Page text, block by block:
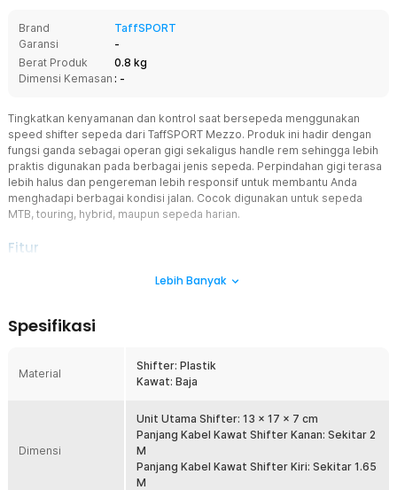
Brand
TaffSPORT
Garansi
-
Berat Produk
0.8 kg
Dimensi Kemasan : -
Tingkatkan kenyamanan dan kontrol saat bersepeda menggunakan
speed shifter sepeda dari TaffSPORT Mezzo. Produk ini hadir dengan
fungsi ganda sebagai operan gigi sekaligus handle rem sehingga lebih
praktis digunakan pada berbagai jenis sepeda. Perpindahan gigi terasa
lebih halus dan pengereman lebih responsif untuk membantu Anda
menghadapi berbagai kondisi jalan. Cocok digunakan untuk sepeda
MTB, touring, hybrid, maupun sepeda harian.
Fitur
pengaturan kayuhan agar lebih ringan saat tanjakan maupun lebih
pengalaman bersepeda terasa lebih nyaman dan efisien.
Shifting dan Pengereman Lebih Responsif
gigi sepeda terasa lebih smooth dan minim hentakan. Handle rem
juga memberikan respon pengereman yang nyaman dan stabil
sehingga meningkatkan keamanan saat berkendara. Cocok
digunakan untuk aktivitas gowes santai maupun touring jarak jauh.
Lebih Banyak
Spesifikasi
Material
Shifter: Plastik
Kawat: Baja
Dimensi
Unit Utama Shifter: 13 x 17 x 7 cm
Panjang Kabel Kawat Shifter Kanan: Sekitar 2
M
Panjang Kabel Kawat Shifter Kiri: Sekitar 1.65
M